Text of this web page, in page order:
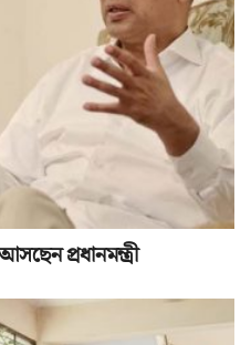
প্রধানমন্ত্রী